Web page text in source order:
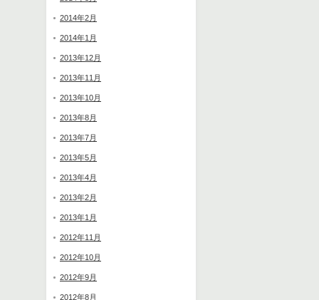
2014年2月
2014年1月
2013年12月
2013年11月
2013年10月
2013年8月
2013年7月
2013年5月
2013年4月
2013年2月
2013年1月
2012年11月
2012年10月
2012年9月
2012年8月